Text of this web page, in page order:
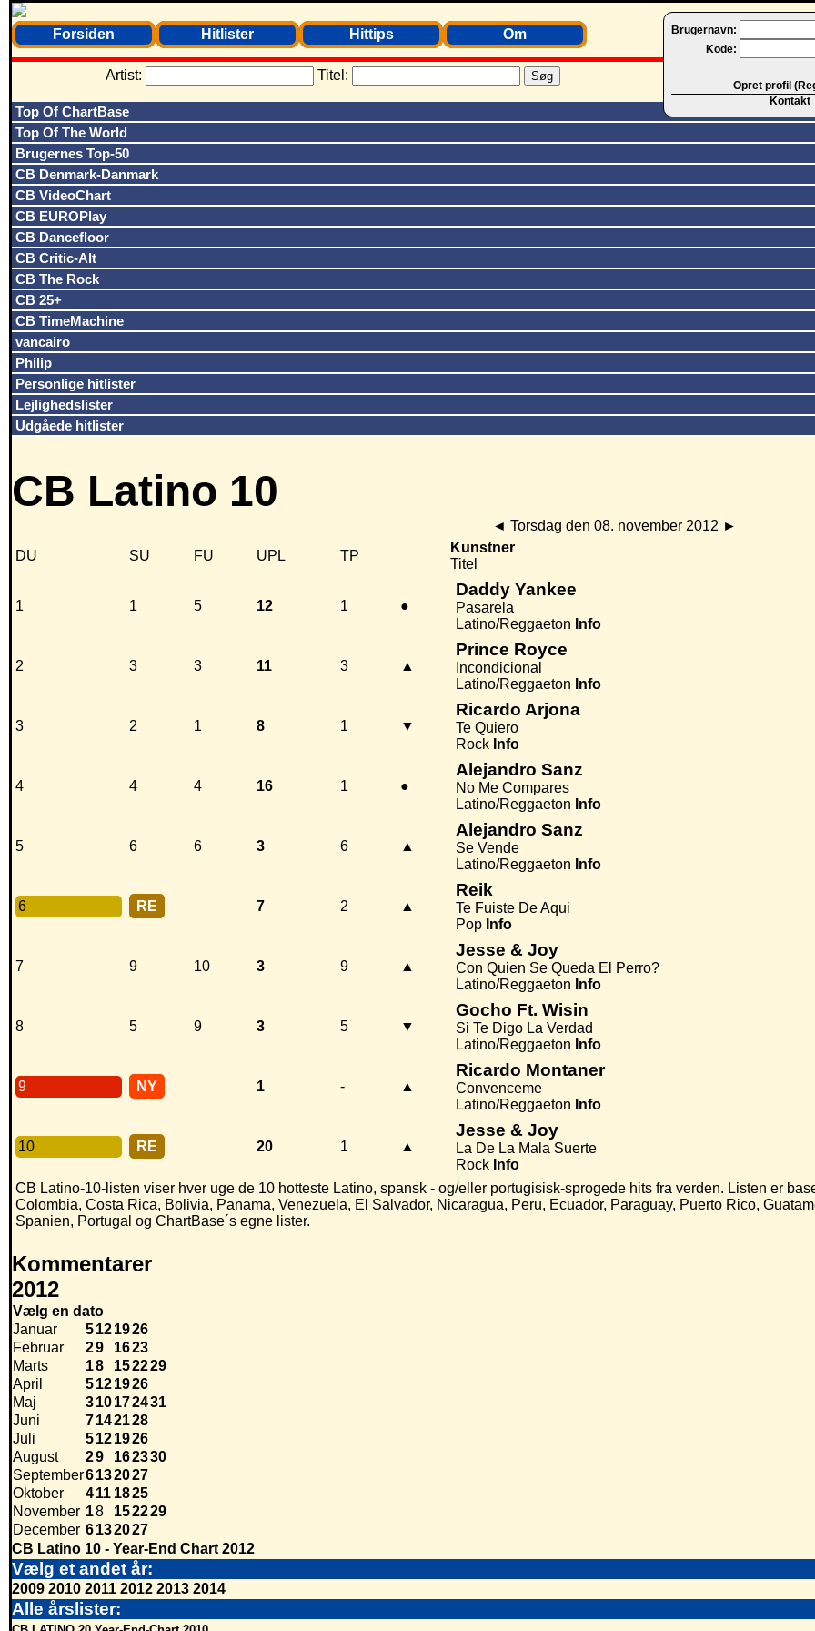
Brugernavn:
Kode:
Opret profil
Kontakt
Forsiden Hitlister Hittips Om
Artist: Titel:
Top Of ChartBase
Top Of The World
Brugernes Top-50
CB Denmark-Danmark
CB VideoChart
CB EUROPlay
CB Dancefloor
CB Critic-Alt
CB The Rock
CB 25+
CB TimeMachine
vancairo
Philip
Personlige hitlister
Lejlighedslister
Udgåede hitlister
CB Latino 10
◄ Torsdag den 08. november 2012 ►
DU
SU FU UPL TP
Kunstner
Titel
1 1 5 12 1 ●
Daddy Yankee
Pasarela
Latino/Reggaeton Info
2 3 3 11 3 ▲
Prince Royce
Incondicional
Latino/Reggaeton Info
3 2 1 8 1 ▼
Ricardo Arjona
Te Quiero
Rock Info
4 4 4 16 1 ●
Alejandro Sanz
No Me Compares
Latino/Reggaeton Info
5 6 6 3 6 ▲
Alejandro Sanz
Se Vende
Latino/Reggaeton Info
6 RE 7 2 ▲
Reik
Te Fuiste De Aqui
Pop Info
7 9 10 3 9 ▲
Jesse & Joy
Con Quien Se Queda El Perro?
Latino/Reggaeton Info
8 5 9 3 5 ▼
Gocho Ft. Wisin
Si Te Digo La Verdad
Latino/Reggaeton Info
9 NY 1 - ▲
Ricardo Montaner
Convenceme
Latino/Reggaeton Info
10 RE 20 1 ▲
Jesse & Joy
La De La Mala Suerte
Rock Info
CB Latino-10-listen viser hver uge de 10 hotteste Latino, spansk - og/eller portugisisk-sprogede hits fra verden. Listen er
Colombia, Costa Rica, Bolivia, Panama, Venezuela, El Salvador, Nicaragua, Peru, Ecuador, Paraguay, Puerto Rico,
Spanien, Portugal og ChartBase´s egne lister.
Kommentarer
2012
Vælg en dato
Januar
5121926
Februar
29 1623
Marts
18 152229
April
5121926
Maj
310172431
Juni
7142128
Juli
5121926
August
29 162330
September6132027
Oktober
411 1825
November 18 152229
December 6132027
CB Latino 10 - Year-End Chart 2012
Vælg et andet år:
2009 2010 2011 2012 2013 2014
Alle årslister: